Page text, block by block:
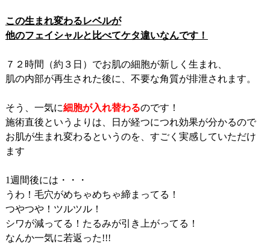
この生まれ変わるレベルが
他のフェイシャルと比べてケタ違いなんです！
７２時間（約３日）でお肌の細胞が新しく生まれ、
肌の内部が再生された後に、不要な角質が排泄されます。
そう、一気に細胞が入れ替わるのです！
施術直後というよりは、日が経つにつれ効果が分かるので
お肌が生まれ変わるというのを、すごく実感していただけ
ます
1週間後には・・・
うわ！毛穴がめちゃめちゃ締まってる！
つやつや！ツルツル！
シワが減ってる！たるみが引き上がってる！
なんか一気に若返った!!!